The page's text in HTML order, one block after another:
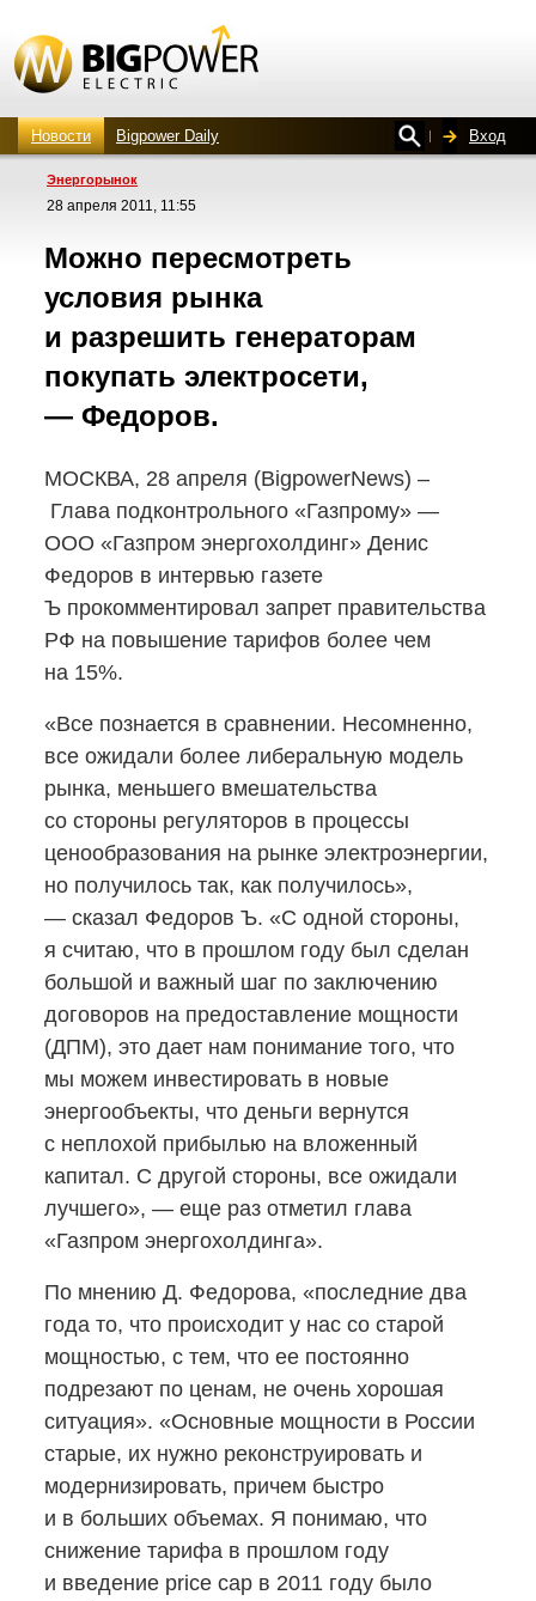
Новости Bigpower Daily Вход
Энергорынок
28 апреля 2011, 11:55
Можно пересмотреть
условия рынка
и разрешить генераторам
покупать электросети,
— Федоров.
МОСКВА, 28 апреля (BigpowerNews) –
Глава подконтрольного «Газпрому» —
ООО «Газпром энергохолдинг» Денис
Федоров в интервью газете
Ъ прокомментировал запрет правительства
РФ на повышение тарифов более чем
на 15%.
«Все познается в сравнении. Несомненно,
все ожидали более либеральную модель
рынка, меньшего вмешательства
со стороны регуляторов в процессы
ценообразования на рынке электроэнергии,
но получилось так, как получилось»,
— сказал Федоров Ъ. «С одной стороны,
я считаю, что в прошлом году был сделан
большой и важный шаг по заключению
договоров на предоставление мощности
(ДПМ), это дает нам понимание того, что
мы можем инвестировать в новые
энергообъекты, что деньги вернутся
с неплохой прибылью на вложенный
капитал. С другой стороны, все ожидали
лучшего», — еще раз отметил глава
«Газпром энергохолдинга».
По мнению Д. Федорова, «последние два
года то, что происходит у нас со старой
мощностью, с тем, что ее постоянно
подрезают по ценам, не очень хорошая
ситуация». «Основные мощности в России
старые, их нужно реконструировать и
модернизировать, причем быстро
и в больших объемах. Я понимаю, что
снижение тарифа в прошлом году
и введение price cap в 2011 году было